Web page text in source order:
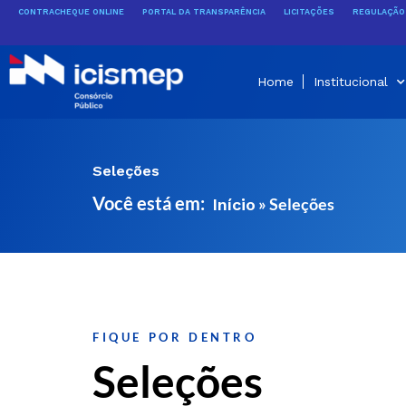
conteúdo
CONTRACHEQUE ONLINE PORTAL DA TRANSPARÊNCIA LICITAÇÕES
Home Institucional
Seleções
Você está em: Início »Seleções
FIQUE POR DENTRO
Seleções